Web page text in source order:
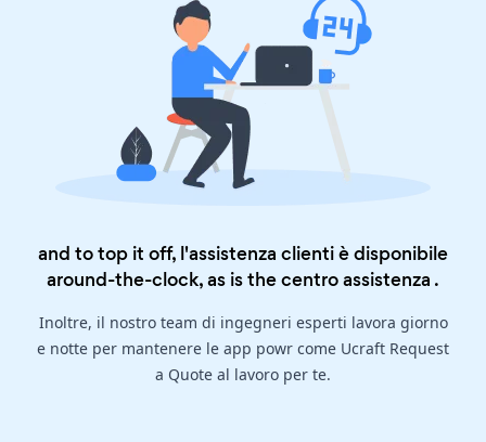
and to top it off, l'assistenza clienti è disponibile
around-the-clock, as is thecentro assistenza .
Inoltre, il nostro team di ingegneri esperti lavora giorno
e notte per mantenere le app powr come Ucraft Request
a Quote al lavoro per te.